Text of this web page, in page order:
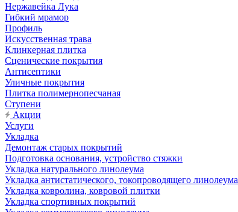
Нержавейка Лука
Гибкий мрамор
Профиль
Искусственная трава
Клинкерная плитка
Сценические покрытия
Антисептики
Уличные покрытия
Плитка полимернопесчаная
Ступени
Акции
Услуги
Укладка
Демонтаж старых покрытий
Подготовка основания, устройство стяжки
Укладка натурального линолеума
Укладка антистатического, токопроводящего линолеума
Укладка ковролина, ковровой плитки
Укладка спортивных покрытий